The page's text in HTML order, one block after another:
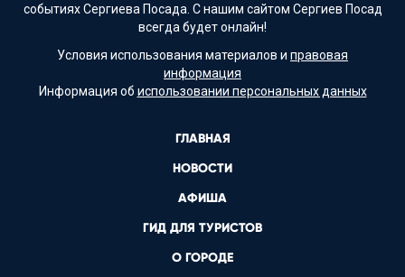
событиях Сергиева Посада. С нашим сайтом Сергиев Посад
всегда будет онлайн!
Условия использования материалов и правовая
информация
Информация об использовании персональных данных
ГЛАВНАЯ
НОВОСТИ
АФИША
ГИД ДЛЯ ТУРИСТОВ
О ГОРОДЕ